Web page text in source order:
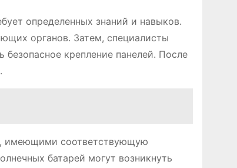
определенных знаний и навыков.
органов. Затем, специалисты
крепление панелей. После
имеющими соответствующую
батарей могут возникнуть